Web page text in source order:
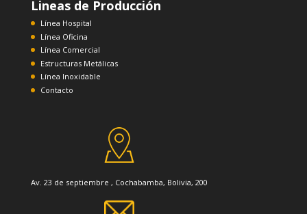
Lineas de Producción
Línea Hospital
Línea Oficina
Línea Comercial
Estructuras Metálicas
Línea Inoxidable
Contacto
Av. 23 de septiembre , Cochabamba, Bolivia, 200